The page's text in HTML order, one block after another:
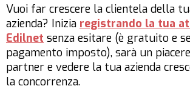
Vuoi far crescere la clientela della
azienda? Inizia registrando la tua
Edilnet senza esitare (è gratuito e
pagamento imposto), sarà un
partner e vedere la tua azienda
la concorrenza.